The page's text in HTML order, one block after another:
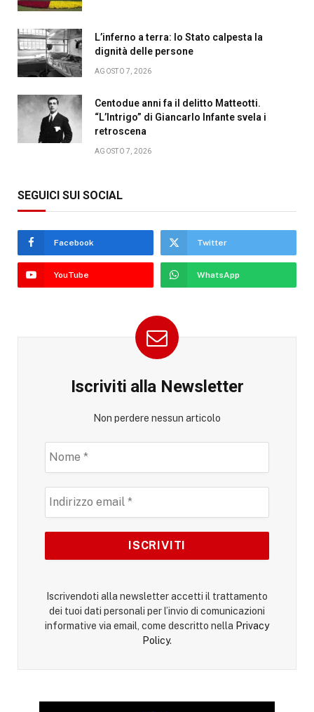
L’inferno a terra: lo Stato calpesta la
dignità delle persone
AGOSTO 7, 2026
Centodue anni fa il delitto Matteotti.
“L’Intrigo” di Giancarlo Infante svela i
retroscena
AGOSTO 7, 2026
SEGUICI SUI SOCIAL
Facebook Twitter
YouTube WhatsApp
Iscriviti alla Newsletter
Non perdere nessun articolo
Iscrivendoti alla newsletter accetti il trattamento
dei tuoi dati personali per l’invio di comunicazioni
informative via email, come descritto nella Privacy
Policy.